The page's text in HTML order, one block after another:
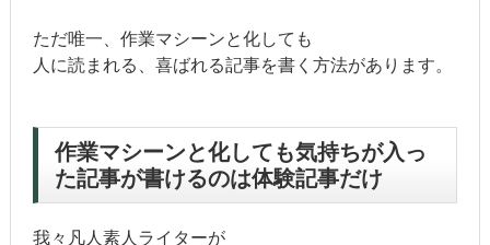
ただ唯一、作業マシーンと化しても
人に読まれる、喜ばれる記事を書く方法があります。
作業マシーンと化しても気持ちが入っ
た記事が書けるのは体験記事だけ
我々凡人素人ライターが